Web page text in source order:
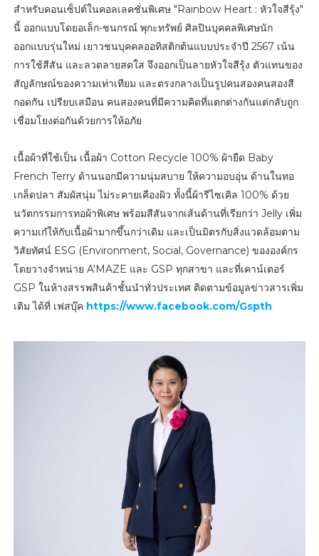
สำหรับคอนเซ็ปต์ในคอลเลคชั่นพิเศษ "Rainbow Heart : หัวใจสีรุ้ง"
นี้ ออกแบบโดยอเล็ก-ชนกรณ์ พุกะทรัพย์ ศิลปินบุคคลพิเศษนัก
ออกแบบรุ่นใหม่ เยาวชนบุคคลออทิสติกต้นแบบประจำปี 2567 เน้น
การใช้สีสัน และลวดลายสดใส จึงออกเป็นลายหัวใจสีรุ้ง ตัวแทนของ
สัญลักษณ์ของความเท่าเทียม และตรงกลางเป็นรูปคนสองคนสองสี
กอดกัน เปรียบเสมือน คนสองคนที่มีความคิดที่แตกต่างกันแต่กลับถูก
เชื่อมโยงต่อกันด้วยการให้อภัย
เนื้อผ้าที่ใช้เป็น เนื้อผ้า Cotton Recycle 100% ผ้ายืด Baby
French Terry ด้านนอกมีความนุ่มสบาย ให้ความอบอุ่น ด้านในทอ
เกล็ดปลา สัมผัสนุ่ม ไม่ระคายเคืองผิว ทั้งนี้ผ้ารีไซเคิล 100% ด้วย
นวัตกรรมการทอผ้าพิเศษ พร้อมสีสันจากเส้นด้านที่เรียกว่า Jelly เพิ่ม
ความเก๋ให้กับเนื้อผ้ามากขึ้นกว่าเดิม และเป็นมิตรกับสิ่งแวดล้อมตาม
วิสัยทัศน์ ESG (Environment, Social, Governance) ขององค์กร
โดยวางจำหน่าย A'MAZE และ GSP ทุกสาขา และที่เคาน์เตอร์
GSP ในห้างสรรพสินค้าชั้นนำทั่วประเทศ ติดตามข้อมูลข่าวสารเพิ่ม
เติม ได้ที่ เฟสบุ๊ค https://www.facebook.com/Gspth